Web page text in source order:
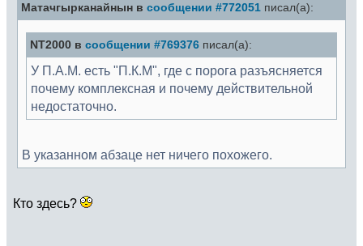
Матачгырканайнын в сообщении #772051 писал(а):
NT2000 в сообщении #769376 писал(а):
У П.А.М. есть "П.К.М", где с порога разъясняется
почему комплексная и почему действительной
недостаточно.
В указанном абзаце нет ничего похожего.
Кто здесь?